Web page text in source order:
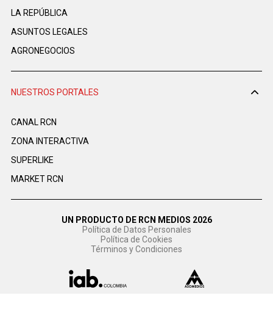
LA REPÚBLICA
ASUNTOS LEGALES
AGRONEGOCIOS
NUESTROS PORTALES
CANAL RCN
ZONA INTERACTIVA
SUPERLIKE
MARKET RCN
UN PRODUCTO DE RCN MEDIOS 2026
Política de Datos Personales
Política de Cookies
Términos y Condiciones